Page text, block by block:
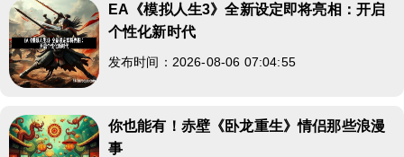
EA《模拟人生3》全新设定即将亮相：开启
个性化新时代
发布时间：2026-08-06 07:04:55
你也能有！赤壁《卧龙重生》情侣那些浪漫
事